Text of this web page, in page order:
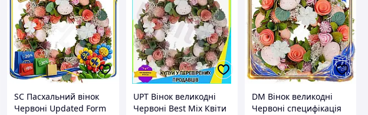
SC Пасхальний вінок
Червоні Updated Form
UPT Вінок великодні
Червоні Best Mix Квіти
DM Вінок великодні
Червоні специфікація